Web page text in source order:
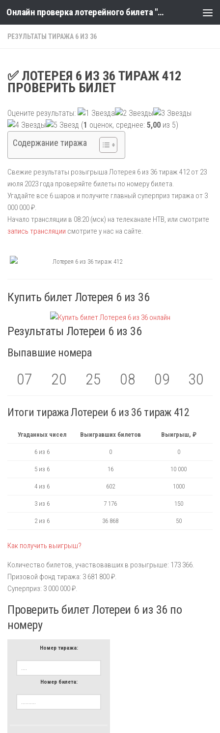
Skip to content Онлайн проверка лотерейного билета "Столото" по номеру тиража
РЕЗУЛЬТАТЫ ТИРАЖА 6 ИЗ 36
✅ ЛОТЕРЕЯ 6 ИЗ 36 ТИРАЖ 412
ПРОВЕРИТЬ БИЛЕТ
Оцените результаты:
(1 оценок, среднее: 5,00 из 5)
Содержание тиража
Свежие результаты розыгрыша Лотерея 6 из 36 тираж 412 от 23
июля 2023 года проверяйте билеты по номеру билета.
Угадайте все 6 шаров и получите главный суперприз тиража от 3
000 000 ₽.
Начало трансляции в 08:20 (мск) на телеканале НТВ, или смотрите
запись трансляции смотрите у нас на сайте.
Купить билет Лотерея 6 из 36
Результаты Лотереи 6 из 36
Выпавшие номера
07 20 25 08 09 30
Итоги тиража Лотереи 6 из 36 тираж 412
Угаданных чисел Выигравших билетов Выигрыш, ₽
6 из 6 0 0
5 из 6 16 10 000
4 из 6 602 1000
3 из 6 7 176 150
2 из 6 36 868 50
Как получить выигрыш?
Количество билетов, участвовавших в розыгрыше: 173 366.
Призовой фонд тиража: 3 681 800 ₽.
Суперприз: 3 000 000 ₽.
Проверить билет Лотереи 6 из 36 по
номеру
Номер тиража:
Номер билета: